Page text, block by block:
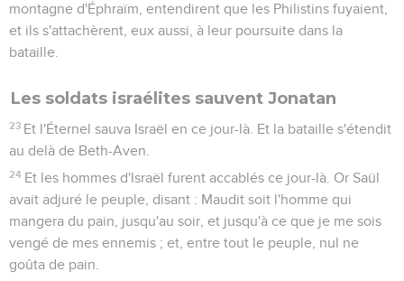
montagne d'Éphraïm, entendirent que les Philistins fuyaient,
et ils s'attachèrent, eux aussi, à leur poursuite dans la
bataille.
Les soldats israélites sauvent Jonatan
23 Et l'Éternel sauva Israël en ce jour-là. Et la bataille s'étendit
au delà de Beth-Aven.
24 Et les hommes d'Israël furent accablés ce jour-là. Or Saül
avait adjuré le peuple, disant : Maudit soit l'homme qui
mangera du pain, jusqu'au soir, et jusqu'à ce que je me sois
vengé de mes ennemis ; et, entre tout le peuple, nul ne
goûta de pain.